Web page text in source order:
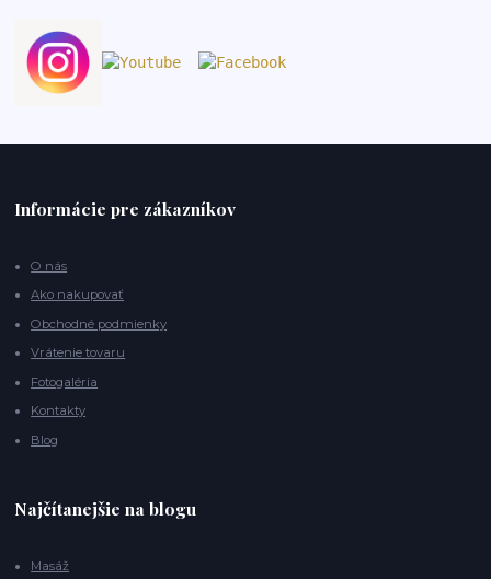
Informácie pre zákazníkov
O nás
Ako nakupovať
Obchodné podmienky
Vrátenie tovaru
Fotogaléria
Kontakty
Blog
Najčítanejšie na blogu
Masáž